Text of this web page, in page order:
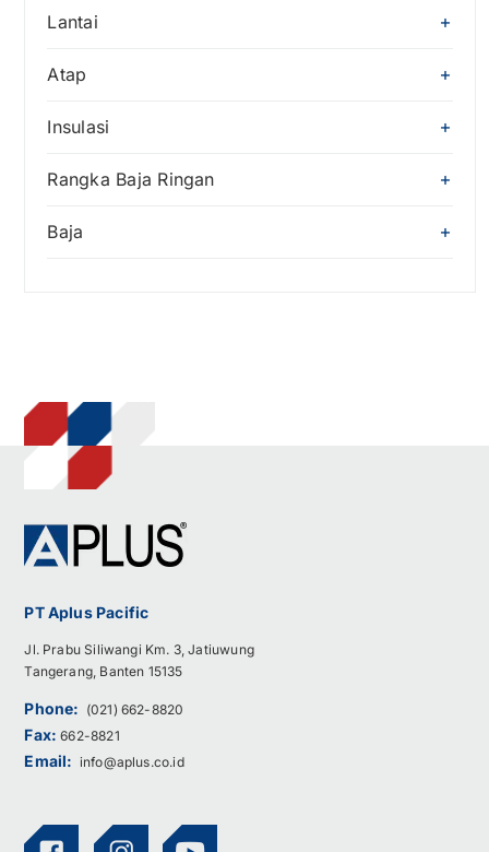
Lantai
Atap
Insulasi
Rangka Baja Ringan
Baja
PT Aplus Pacific
Jl. Prabu Siliwangi Km. 3, Jatiuwung
Tangerang, Banten 15135
Phone: (021) 662-8820
Fax:662-8821
Email: info@aplus.co.id